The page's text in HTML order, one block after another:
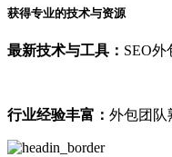
获得专业的技术与资源
最新技术与工具： SEO
行业经验丰富： 外包团队